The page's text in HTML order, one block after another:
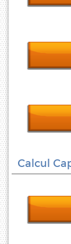
Calcul